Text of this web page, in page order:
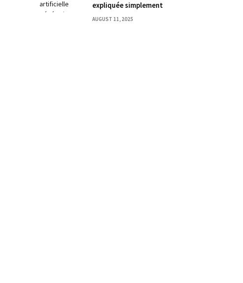
expliquée simplement
AUGUST 11, 2025